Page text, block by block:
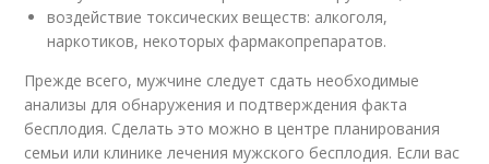
воздействие токсических веществ: алкоголя,
наркотиков, некоторых фармакопрепаратов.
Прежде всего, мужчине следует сдать необходимые
анализы для обнаружения и подтверждения факта
бесплодия. Сделать это можно в центре планирования
семьи или клинике лечения мужского бесплодия. Если вас